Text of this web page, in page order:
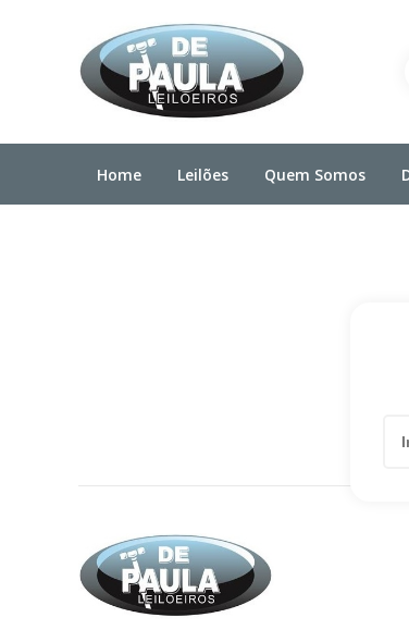
Home Leilões Quem Somos